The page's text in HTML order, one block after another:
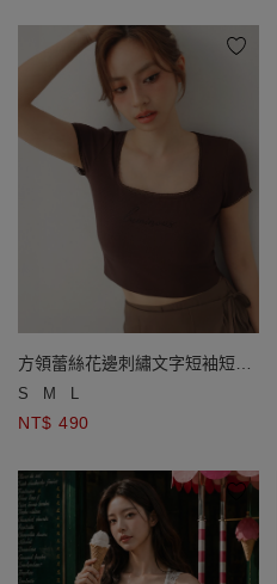
方領蕾絲花邊刺繡文字短袖短版
羅紋上衣
S M L
NT$ 490